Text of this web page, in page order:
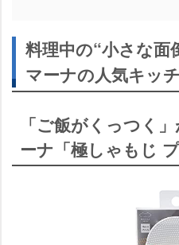
料理中の“小さな面
マーナの人気キッ
「ご飯がくっつく
ーナ「極しゃもじ